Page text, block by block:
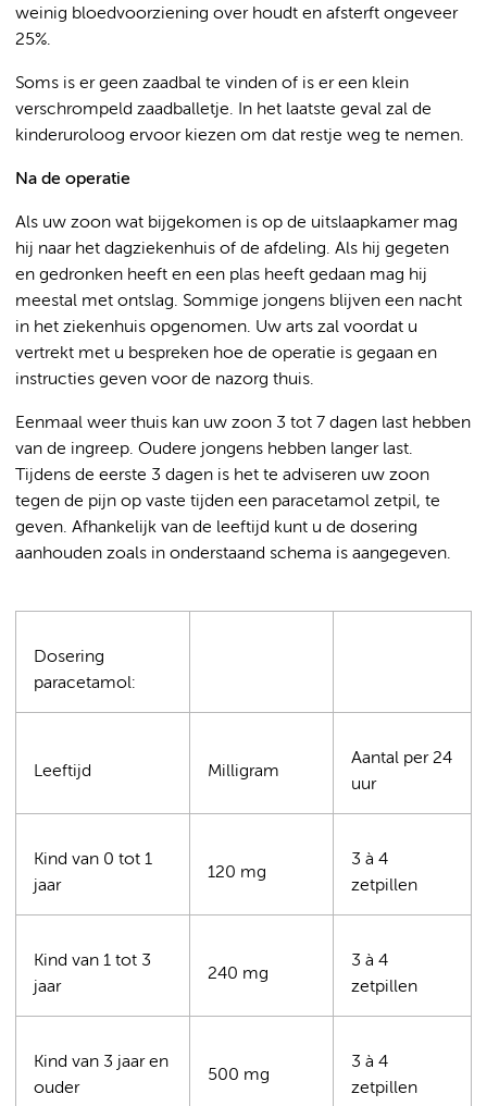
weinig bloedvoorziening over houdt en afsterft ongeveer
25%.
Soms is er geen zaadbal te vinden of is er een klein
verschrompeld zaadballetje. In het laatste geval zal de
kinderuroloog ervoor kiezen om dat restje weg te nemen.
Na de operatie
Als uw zoon wat bijgekomen is op de uitslaapkamer mag
hij naar het dagziekenhuis of de afdeling. Als hij gegeten
en gedronken heeft en een plas heeft gedaan mag hij
meestal met ontslag. Sommige jongens blijven een nacht
in het ziekenhuis opgenomen. Uw arts zal voordat u
vertrekt met u bespreken hoe de operatie is gegaan en
instructies geven voor de nazorg thuis.
Eenmaal weer thuis kan uw zoon 3 tot 7 dagen last hebben
van de ingreep. Oudere jongens hebben langer last.
Tijdens de eerste 3 dagen is het te adviseren uw zoon
tegen de pijn op vaste tijden een paracetamol zetpil, te
geven. Afhankelijk van de leeftijd kunt u de dosering
aanhouden zoals in onderstaand schema is aangegeven.
Dosering
paracetamol:
Leeftijd Milligram
Aantal per 24
uur
Kind van 0 tot 1
jaar
120 mg
3 à 4
zetpillen
Kind van 1 tot 3
jaar
240 mg
3 à 4
zetpillen
Kind van 3 jaar en
ouder
500 mg
3 à 4
zetpillen